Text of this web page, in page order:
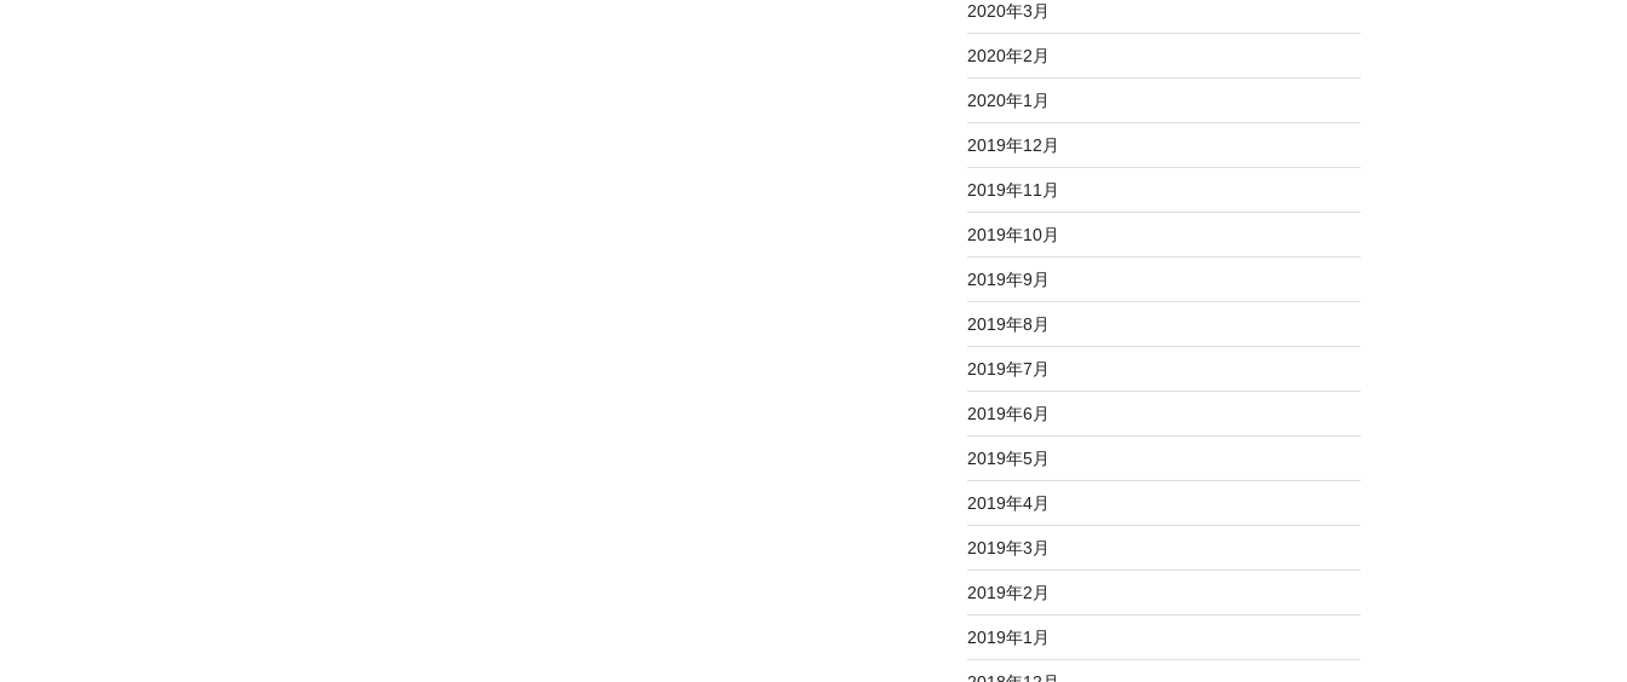
2020年3月
2020年2月
2020年1月
2019年12月
2019年11月
2019年10月
2019年9月
2019年8月
2019年7月
2019年6月
2019年5月
2019年4月
2019年3月
2019年2月
2019年1月